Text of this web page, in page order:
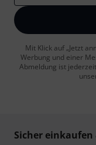
Mit Klick auf „Jetzt
Werbung und einer
Abmeldung ist
Sicher einkaufen